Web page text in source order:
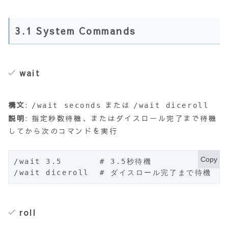
3.1 System Commands
wait
構文: /wait seconds または /wait diceroll
説明: 指定秒数待機、またはダイスロール完了まで待機
してから次のコマンドを実行
/wait 3.5       # 3.5秒待機
/wait diceroll  # ダイスロール完了まで待機
Copy
roll